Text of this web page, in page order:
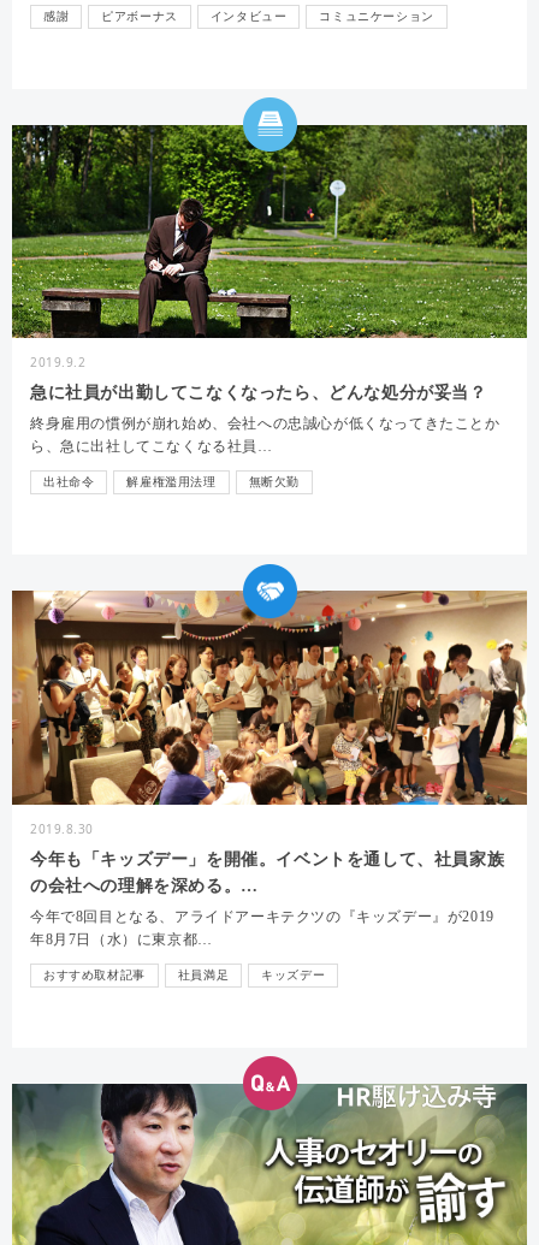
感謝 ピアボーナス インタビュー コミュニケーション
2019.9.2
急に社員が出勤してこなくなったら、どんな処分が妥当？
終身雇用の慣例が崩れ始め、会社への忠誠心が低くなってきたことか
ら、急に出社してこなくなる社員…
出社命令 解雇権濫用法理 無断欠勤
2019.8.30
今年も「キッズデー」を開催。イベントを通して、社員家族
の会社への理解を深める。…
今年で8回目となる、アライドアーキテクツの『キッズデー』が2019
年8月7日（水）に東京都…
おすすめ取材記事 社員満足 キッズデー